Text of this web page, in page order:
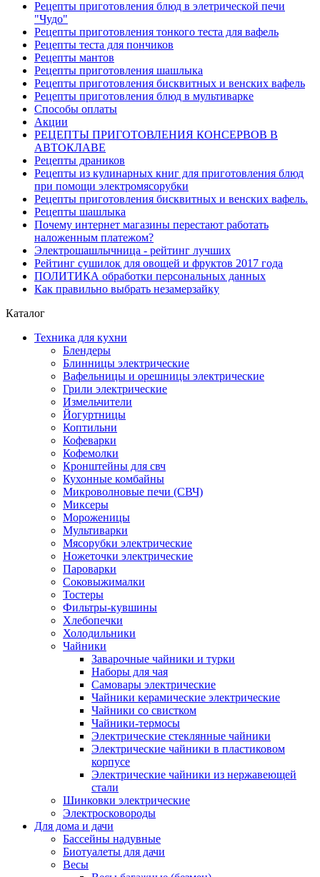
Рецепты приготовления блюд в элетрической печи
"Чудо"
Рецепты приготовления тонкого теста для вафель
Рецепты теста для пончиков
Рецепты мантов
Рецепты приготовления шашлыка
Рецепты приготовления бисквитных и венских вафель
Рецепты приготовления блюд в мультиварке
Способы оплаты
Акции
РЕЦЕПТЫ ПРИГОТОВЛЕНИЯ КОНСЕРВОВ В
АВТОКЛАВЕ
Рецепты драников
Рецепты из кулинарных книг для приготовления блюд
при помощи электромясорубки
Рецепты приготовления бисквитных и венских вафель.
Рецепты шашлыка
Почему интернет магазины перестают работать
наложенным платежом?
Электрошашлычница - рейтинг лучших
Рейтинг сушилок для овощей и фруктов 2017 года
ПОЛИТИКА обработки персональных данных
Как правильно выбрать незамерзайку
Каталог
Техника для кухни
Блендеры
Блинницы электрические
Вафельницы и орешницы электрические
Грили электрические
Измельчители
Йогуртницы
Коптильни
Кофеварки
Кофемолки
Кронштейны для свч
Кухонные комбайны
Микроволновые печи (СВЧ)
Миксеры
Мороженицы
Мультиварки
Мясорубки электрические
Ножеточки электрические
Пароварки
Соковыжималки
Тостеры
Фильтры-кувшины
Хлебопечки
Холодильники
Чайники
Заварочные чайники и турки
Наборы для чая
Самовары электрические
Чайники керамические электрические
Чайники со свистком
Чайники-термосы
Электрические стеклянные чайники
Электрические чайники в пластиковом
корпусе
Электрические чайники из нержавеющей
стали
Шинковки электрические
Электросковороды
Для дома и дачи
Бассейны надувные
Биотуалеты для дачи
Весы